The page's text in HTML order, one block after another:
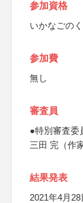
参加資格
いかなごの
参加費
無し
審査員
●特別審査委
三田 完（作
結果発表
2021年4月